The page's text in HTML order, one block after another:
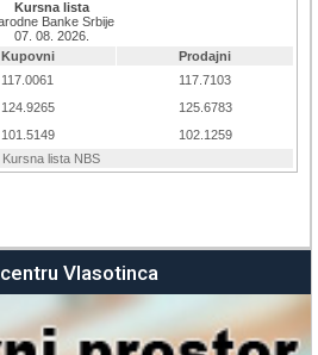
Vlasotinca